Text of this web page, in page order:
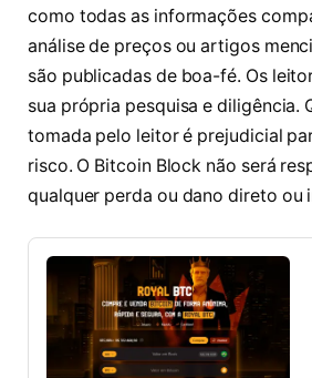
como todas as informações
análise de preços ou artigos
são publicadas de boa-fé. Os
sua própria pesquisa e diligência.
tomada pelo leitor é prejudicial
risco. O Bitcoin Block não será
qualquer perda ou dano direto ou